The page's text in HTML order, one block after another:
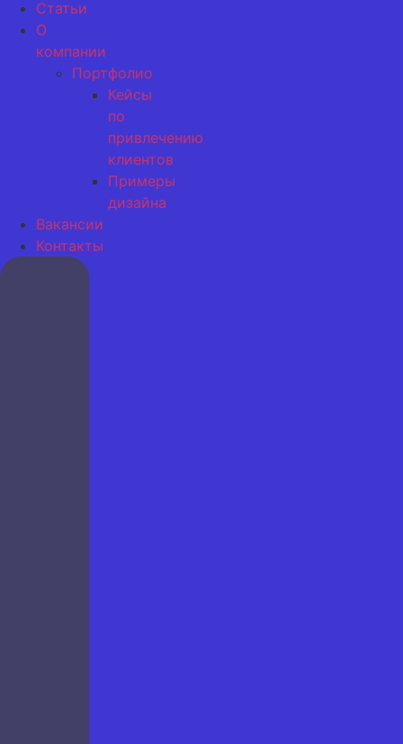
Статьи
О
компании
Портфолио
Кейсы
по
привлечению
клиентов
Примеры
дизайна
Вакансии
Контакты